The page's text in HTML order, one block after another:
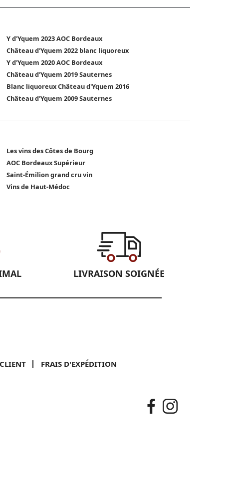
Y d'Yquem 2023 AOC Bordeaux
Château d'Yquem 2022 blanc liquoreux
Y d'Yquem 2020 AOC Bordeaux
Château d'Yquem 2019 Sauternes
Blanc liquoreux Château d'Yquem 2016
Château d'Yquem 2009 Sauternes
Les vins des Côtes de Bourg
AOC Bordeaux Supérieur
Saint-Émilion grand cru vin
Vins de Haut-Médoc
LIVRAISON SOIGNÉE
FRAIS D'EXPÉDITION